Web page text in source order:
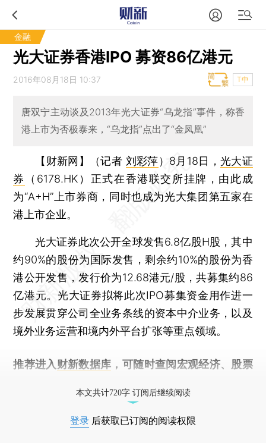
金融
光大证券香港IPO 募资86亿港元
2016年08月18日 10:37 T中
唐双宁主动谈及2013年光大证券“乌龙指”事件，称香
港上市为否极泰来，“乌龙指”点出了“金凤凰”
【财新网】（记者 刘彩萍） 8月18日， 光大证
券
（6178.HK）正式在香港联交所挂牌，由此成
为“A+H”上市券商，同时也成为光大集团第五家在
港上市企业。
光大证券此次公开全球发售6.8亿股H股，其中
约90%的股份为国际发售，剩余约10%的股份为香
港公开发售，发行价为12.68港元/股，共募集约86
亿港元。光大证券拟将此次IPO募集资金用作进一
步发展贯穿公司全业务条线的资本中介业务，以及
境外业务运营和境内外平台扩张等重点领域。
推荐进入 财新数据库 ，可随时查阅宏观经济、股票
本文共计720字 订阅后继续阅读
登录 后获取已订阅的阅读权限